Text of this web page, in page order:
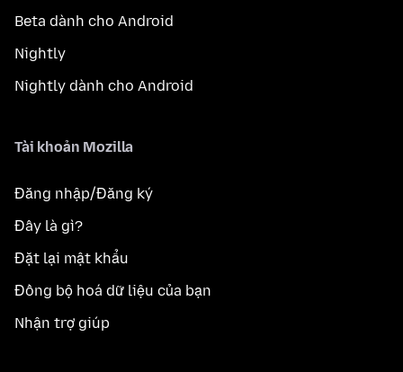
Beta dành cho Android
Nightly
Nightly dành cho Android
Tài khoản Mozilla
Đăng nhập/Đăng ký
Đây là gì?
Đặt lại mật khẩu
Đồng bộ hoá dữ liệu của bạn
Nhận trợ giúp